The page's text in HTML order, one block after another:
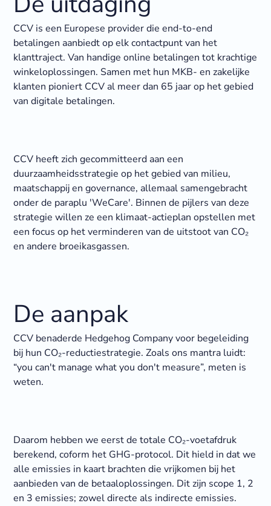
CCV is een Europese provider die end-to-end
betalingen aanbiedt op elk contactpunt van het
klanttraject. Van handige online betalingen tot krachtige
winkeloplossingen. Samen met hun MKB- en zakelijke
klanten pioniert CCV al meer dan 65 jaar op het gebied
van digitale betalingen.
CCV heeft zich gecommitteerd aan een
duurzaamheidsstrategie op het gebied van milieu,
maatschappij en governance, allemaal samengebracht
onder de paraplu 'WeCare'. Binnen de pijlers van deze
strategie willen ze een klimaat-actieplan opstellen met
een focus op het verminderen van de uitstoot van CO₂
en andere broeikasgassen.
De aanpak
CCV benaderde Hedgehog Company voor begeleiding
bij hun CO₂-reductiestrategie. Zoals ons mantra luidt:
“you can't manage what you don't measure”, meten is
weten.
Daarom hebben we eerst de totale CO₂-voetafdruk
berekend, coform het GHG-protocol. Dit hield in dat we
alle emissies in kaart brachten die vrijkomen bij het
aanbieden van de betaaloplossingen. Dit zijn scope 1, 2
en 3 emissies; zowel directe als indirecte emissies.